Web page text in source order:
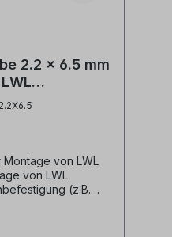
2.2 x 6.5 mm
von LWL
von LWL
(z.B.